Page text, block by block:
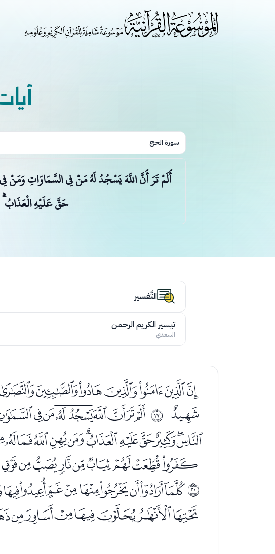
سورة الحج
أَلَمْ تَرَ أَنَّ اللَّهَ يَسْجُدُ لَهُ مَنْ فِي السَّمَاوَاتِ وَمَنْ
حَقَّ عَلَيْهِ الْعَذَابُ
التَّفسير
تيسير الكريم الرحمن
السعدي
ﭱ ﰐ
ﰔ